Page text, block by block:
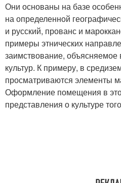
Они основаны на базе
на определенной
и русский, прованс и
примеры этнических
заимствование,
культур. К примеру, в
просматриваются элементы
Оформление помещения в
представления о культуре